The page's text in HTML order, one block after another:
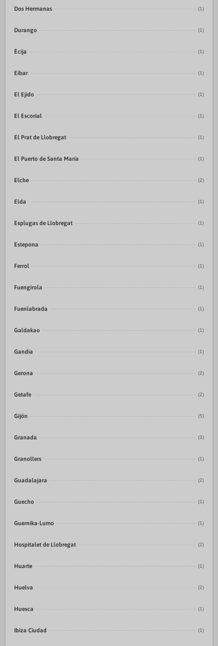
Dos Hermanas (1)
Durango (1)
Écija (1)
Eibar (1)
El Ejido (1)
El Escorial (1)
El Prat de Llobregat (1)
El Puerto de Santa María (1)
Elche (2)
Elda (1)
Esplugas de Llobregat (1)
Estepona (1)
Ferrol (1)
Fuengirola (1)
Fuenlabrada (1)
Galdakao (1)
Gandia (1)
Gerona (2)
Getafe (2)
Gijón (5)
Granada (3)
Granollers (1)
Guadalajara (2)
Guecho (1)
Guernika-Lumo (1)
Hospitalet de Llobregat (2)
Huarte (1)
Huelva (2)
Huesca (1)
Ibiza Ciudad (1)